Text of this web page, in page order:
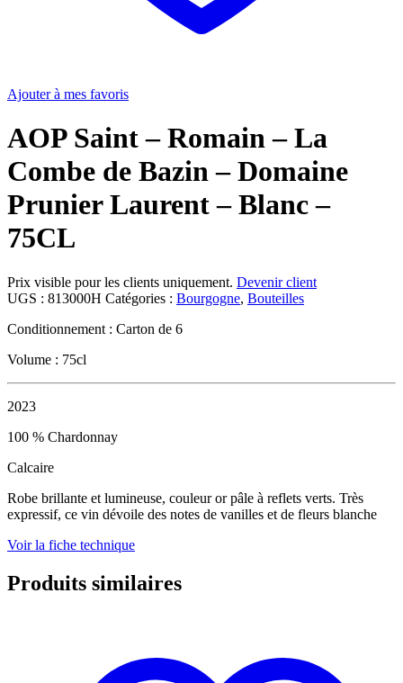
Ajouter à mes favoris
AOP Saint – Romain – La
Combe de Bazin – Domaine
Prunier Laurent – Blanc –
75CL
Prix visible pour les clients uniquement. Devenir client
UGS : 813000H Catégories : Bourgogne, Bouteilles
Conditionnement : Carton de 6
Volume : 75cl
2023
100 % Chardonnay
Calcaire
Robe brillante et lumineuse, couleur or pâle à reflets verts. Très
expressif, ce vin dévoile des notes de vanilles et de fleurs blanche
Voir la fiche technique
Produits similaires